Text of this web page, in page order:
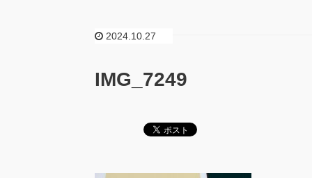
2024.10.27
IMG_7249